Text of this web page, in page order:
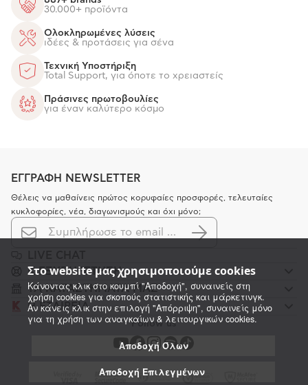
Στο website μας χρησιμοποιούμε cookies
Κάνοντας κλικ στο κουμπί "Αποδοχή", συναινείς στη
χρήση cookies για σκοπούς στατιστικής και μάρκετινγκ.
Αν κάνεις κλικ στην επιλογή "Απόρριψη", συναινείς μόνο
για τη χρήση των αναγκαίων & λειτουργικών cookies.
Αποδοχή Όλων
Αποδοχή Επιλεγμένων
30.000+ προϊόντα
Ολοκληρωμένες λύσεις
ιδέες & προτάσεις για σένα
Τεχνική Υποστήριξη
Total Support, για όποτε το χρειαστείς
Πράσινες πρωτοβουλίες
για έναν καλύτερο κόσμο
ΕΓΓΡΑΦΗ NEWSLETTER
Θέλεις να μαθαίνεις πρώτος κορυφαίες προσφορές, τελευταίες
κυκλοφορίες, νέα, διαγωνισμούς και όχι μόνο;
K ΕΞΥΠΗΡΕΤΗΣΗ
ΤΑ ΚΑΤΑΣΤΗΜΑΤΑ ΜΑΣ
Η ΕΤΑΙΡΕΙΑ
Follow us